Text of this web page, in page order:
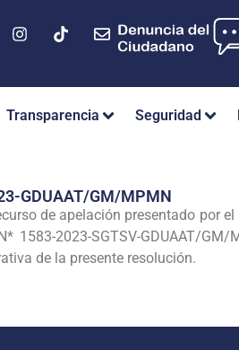
Transparencia Seguridad
GDUAAT/GM/MPMN
de apelación presentado por
1583-2023-SGTSV-GDUAAT/
de la presente resolución.